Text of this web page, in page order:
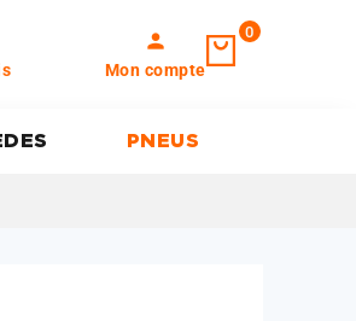
person
Mon compte
0
PNEUS